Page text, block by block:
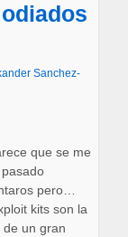
Sanchez-
que se me
pero…
kits son la
de un gran